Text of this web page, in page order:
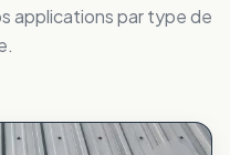
applications par type de